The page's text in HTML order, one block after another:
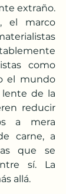
extraño.
el marco
como
el mundo
de la
reducir
a mera
carne, a
que se
sí. La
allá.